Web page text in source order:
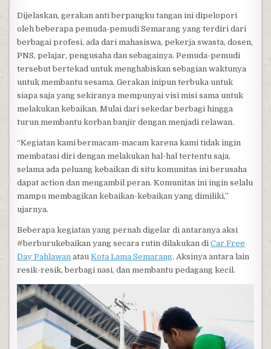
Dijelaskan, gerakan anti berpangku tangan ini dipelopori
oleh beberapa pemuda-pemudi Semarang yang terdiri dari
berbagai profesi, ada dari mahasiswa, pekerja swasta, dosen,
PNS, pelajar, pengusaha dan sebagainya. Pemuda-pemudi
tersebut bertekad untuk menghabiskan sebagian waktunya
untuk membantu sesama. Gerakan inipun terbuka untuk
siapa saja yang sekiranya mempunyai visi misi sama untuk
melakukan kebaikan. Mulai dari sekedar berbagi hingga
turun membantu korban banjir dengan menjadi relawan.
“Kegiatan kami bermacam-macam karena kami tidak ingin
membatasi diri dengan melakukan hal-hal tertentu saja,
selama ada peluang kebaikan di situ komunitas ini berusaha
dapat action dan mengambil peran. Komunitas ini ingin selalu
mampu membagikan kebaikan-kebaikan yang dimiliki,”
ujarnya.
Beberapa kegiatan yang pernah digelar di antaranya aksi
#berburukebaikan yang secara rutin dilakukan diCar Free
Day Pahlawan atauKota Lama Semarang. Aksinya antara lain
resik-resik, berbagi nasi, dan membantu pedagang kecil.